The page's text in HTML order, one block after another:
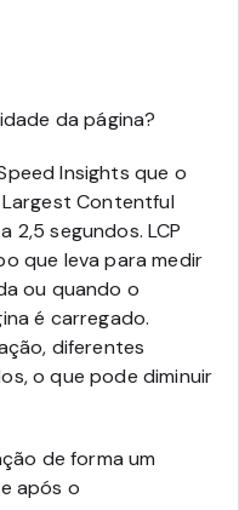
da página?
Insights que o
Contentful
2,5 segundos. LCP
que leva para medir
ou quando o
é carregado.
diferentes
o que pode diminuir
de forma um
após o